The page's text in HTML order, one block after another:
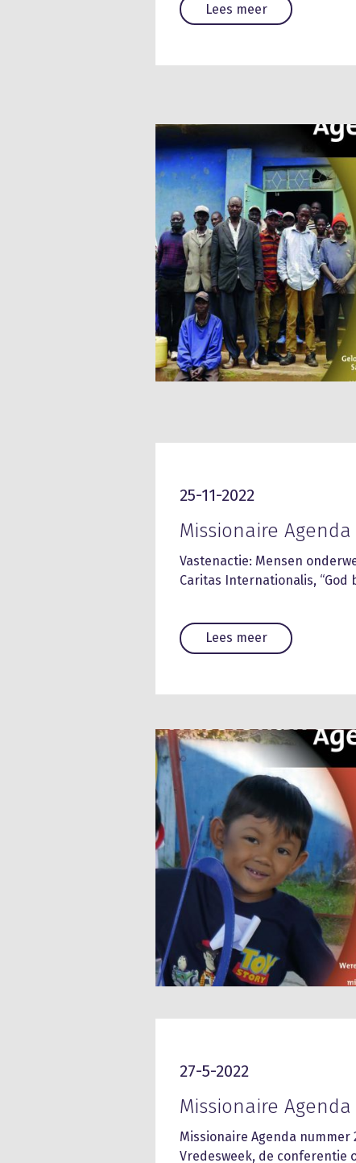
Lees meer
25-11-2022
Missionaire Agenda
Vastenactie: Mensen
Caritas Internationalis, “God
Lees meer
27-5-2022
Missionaire Agenda
Missionaire Agenda nummer
Vredesweek, de conferentie